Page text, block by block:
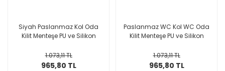
Siyah Paslanmaz Kol Oda
Kilit Menteşe PU ve Silikon
1.073,11 TL
965,80 TL
Paslanmaz WC Kol WC Oda
Kilit Menteşe PU ve Silikon
1.073,11 TL
965,80 TL